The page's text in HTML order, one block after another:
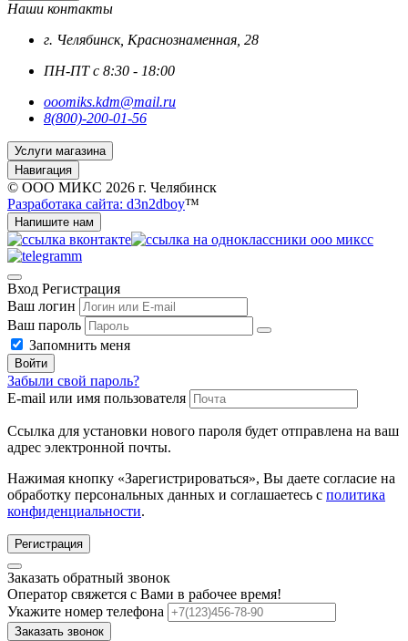
Наши контакты
г. Челябинск, Краснознаменная, 28
ПН-ПТ с 8:30 - 18:00
ooomiks.kdm@mail.ru
8(800)-200-01-56
Услуги магазина
Навигация
© ООО МИКС 2026 г. Челябинск
Разработака сайта: d3n2dboy™
Напишите нам
Вход Регистрация
Ваш логин
Ваш пароль
Запомнить меня
Войти
Забыли свой пароль?
E-mail или имя пользователя
Ссылка для установки нового пароля будет отправлена ​​на ваш
адрес электронной почты.
Нажимая кнопку «Зарегистрироваться», Вы даете согласие на
обработку персональных данных и соглашаетесь с политика
конфиденциальности.
Регистрация
Заказать обратный звонок
Оператор свяжется с Вами в рабочее время!
Укажите номер телефона
Заказать звонок